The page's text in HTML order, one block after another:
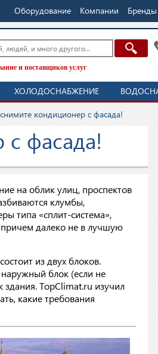
Оборудование Компании Бренды
и поставщиков услуг
ХОЛОДОСНАБЖЕНИЕ
кондиционер с фасада!
фасада!
на облик улиц, проспектов
клумбы,
типа «сплит-система»,
далеко не в лучшую
из двух блоков.
блок (если не
TopClimat.ru изучил
какие требования